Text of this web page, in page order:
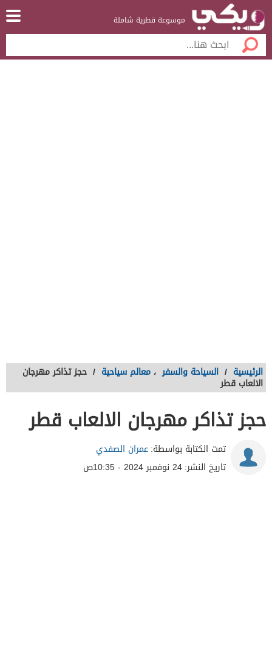
موسوعة قطرية شاملة
الرئيسية / السياحة والسفر ، معالم سياحية / حجز تذاكر مهرجان
الالعاب قطر
حجز تذاكر مهرجان الالعاب قطر
تمت الكتابة بواسطة:عمران الصفدي
تاريخ النشر:24 نوفمبر 2024 - 10:35ص